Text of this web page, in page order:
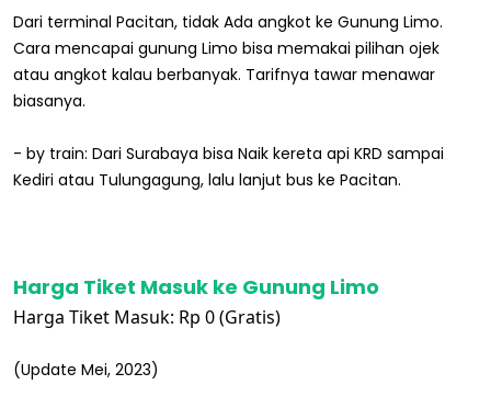
Dari terminal Pacitan, tidak Ada angkot ke Gunung Limo.
Cara mencapai gunung Limo bisa memakai pilihan ojek
atau angkot kalau berbanyak. Tarifnya tawar menawar
biasanya.
- by train: Dari Surabaya bisa Naik kereta api KRD sampai
Kediri atau Tulungagung, lalu lanjut bus ke Pacitan.
Harga Tiket Masuk ke Gunung Limo
Harga Tiket Masuk: Rp 0 (Gratis)
(Update Mei, 2023)